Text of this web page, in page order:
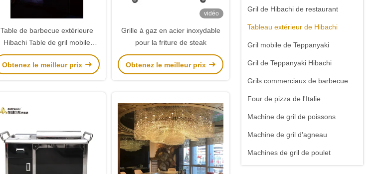
Gril de Hibachi de restaurant
Tableau extérieur de Hibachi
Gril mobile de Teppanyaki
Gril de Teppanyaki Hibachi
Grils commerciaux de barbecue
Four de pizza de l'Italie
Machine de gril de poissons
Machine de gril d'agneau
Machines de gril de poulet
Table de barbecue extérieure
Hibachi Table de gril mobile
Teppanyaki
Obtenez le meilleur prix
vidéo
Grille à gaz en acier inoxydable
pour la friture de steak
Obtenez le meilleur prix